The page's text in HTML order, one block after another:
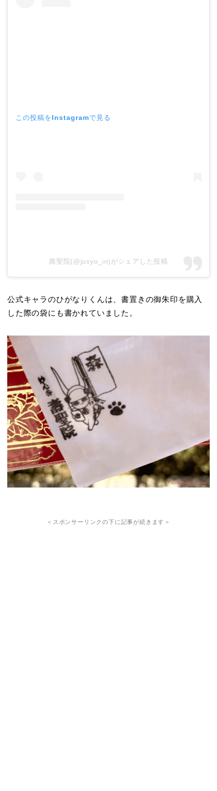
この投稿をInstagramで見る
壽聖院(@jusyo_in)がシェアした投稿
公式キャラのひがなりくんは、書置きの御朱印を購入
した際の袋にも書かれていました。
＜スポンサーリンクの下に記事が続きます＞